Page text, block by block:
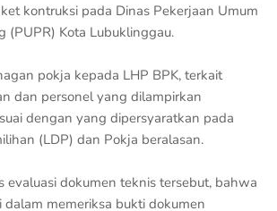
kontruksi pada Dinas Pekerjaan Umum
(PUPR) Kota Lubuklinggau.
pokja kepada LHP BPK, terkait
dan personel yang dilampirkan
dengan yang dipersyaratkan pada
(LDP) dan Pokja beralasan.
evaluasi dokumen teknis tersebut, bahwa
memeriksa bukti dokumen